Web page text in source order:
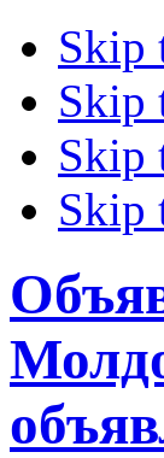
Skip
Skip
Skip
Skip